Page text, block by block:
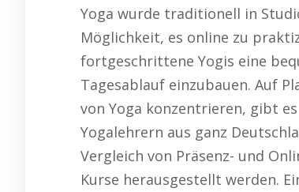
Yoga wurde traditionell in
Möglichkeit, es online zu
fortgeschrittene Yogis eine
Tagesablauf einzubauen. Auf
von Yoga konzentrieren, gibt
Yogalehrern aus ganz
Vergleich von Präsenz- und
Kurse herausgestellt werden.